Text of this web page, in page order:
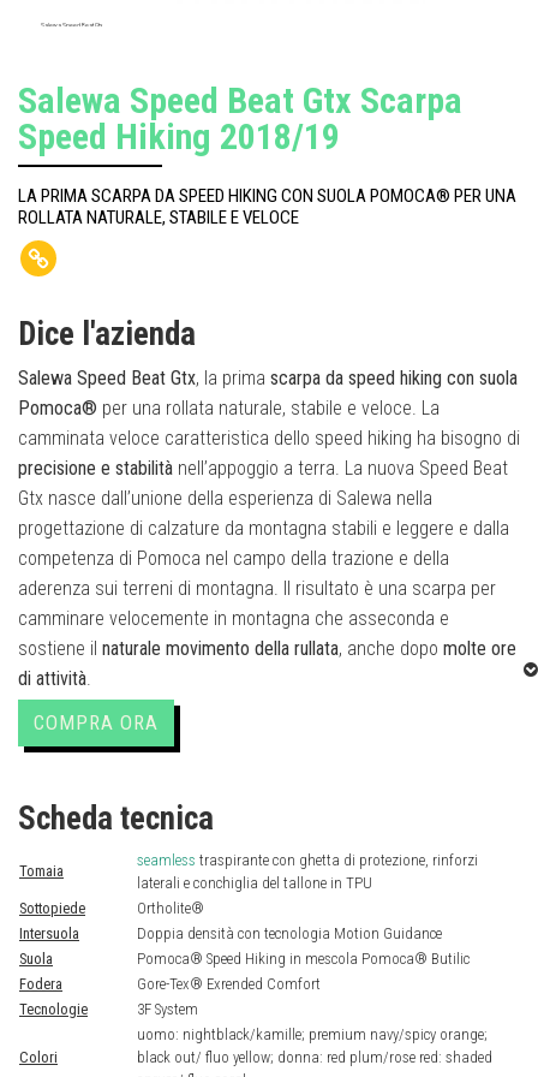
Salewa Speed Beat Gtx
Salewa Speed Beat Gtx Scarpa
Speed Hiking 2018/19
LA PRIMA SCARPA DA SPEED HIKING CON SUOLA POMOCA® PER UNA
ROLLATA NATURALE, STABILE E VELOCE
Dice l'azienda
Salewa Speed Beat Gtx, la prima scarpa da speed hiking con suola
Pomoca® per una rollata naturale, stabile e veloce. La
camminata veloce caratteristica dello speed hiking ha bisogno di
precisione e stabilità nell’appoggio a terra. La nuova Speed Beat
Gtx nasce dall’unione della esperienza di Salewa nella
progettazione di calzature da montagna stabili e leggere e dalla
competenza di Pomoca nel campo della trazione e della
aderenza sui terreni di montagna. Il risultato è una scarpa per
camminare velocemente in montagna che asseconda e
sostiene il naturale movimento della rullata, anche dopo molte ore
di attività.
tortuosi e stretti sentieri che risalgono no ai piedi delle
maestose pareti di dolomia, attraversando ampie zone
sconnesse di detriti rocciosi. Per camminare in velocità in un
simile paesaggio serve una connessione precisa ed efficiente
con le irregolarità del terreno di montagna, dove si alternano di
erba, detriti e rocce scivolose.
In collaborazione con Pomoca®, l’azienda svizzera leader nelle
tecnologie di aderenza e trazione sui terreni di montagna come
le pelli di foca sintetiche e le suole, il team di ricerca e sviluppo
COMPRA ORA
Scheda tecnica
Tomaia
seamless traspirante con ghetta di protezione, rinforzi
laterali e conchiglia del tallone in TPU
Sottopiede
Ortholite®
Intersuola
Doppia densità con tecnologia Motion Guidance
Suola
Pomoca® Speed Hiking in mescola Pomoca® Butilic
Fodera
Gore-Tex® Exrended Comfort
Tecnologie
3F System
Colori
uomo: nightblack/kamille; premium navy/spicy orange;
black out/ fluo yellow; donna: red plum/rose red: shaded